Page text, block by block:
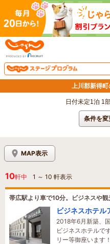
上川郡新得
日付未定1泊 1
条件を変
MAP表示
10軒中 1 ～ 10 軒表示
帯広駅より車で10分。ビジネスや
ビジネスホテル
2018年6月新築、
ビジネスホテルで
リー等御座います